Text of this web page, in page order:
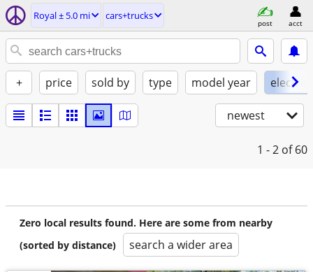
Royal ± 5.0 mi cars+trucks
post acct
+ price sold by type model year electric
newest
1 - 2 of 60
Zero local results found. Here are some from nearby
(sorted by distance)
search a wider area